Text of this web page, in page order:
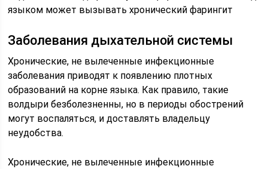
языком может вызывать хронический фарингит
Заболевания дыхательной системы
Хронические, не вылеченные инфекционные
заболевания приводят к появлению плотных
образований на корне языка. Как правило, такие
волдыри безболезненны, но в периоды обострений
могут воспаляться, и доставлять владельцу
неудобства.
Хронические, не вылеченные инфекционные